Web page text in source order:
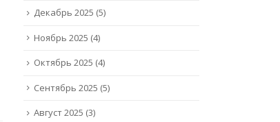
Декабрь 2025 (5)
Ноябрь 2025 (4)
Октябрь 2025 (4)
Сентябрь 2025 (5)
Август 2025 (3)